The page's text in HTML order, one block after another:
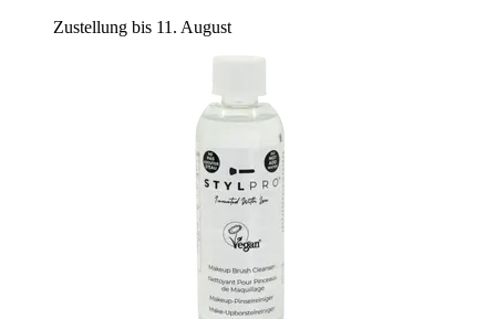
Zustellung bis 11. August